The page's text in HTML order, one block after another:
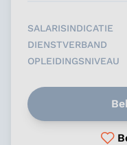
SALARISINDICATIE
DIENSTVERBAND
OPLEIDINGSNIVEAU